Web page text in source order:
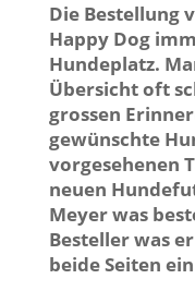
Die Bestellung
Happy Dog
Hundeplatz.
Übersicht oft
grossen
gewünschte
vorgesehenen
neuen
Meyer was
Besteller was
beide Seiten